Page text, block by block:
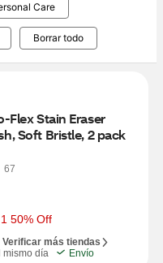
Care
Borrar todo
Flex Stain Eraser
Soft Bristle, 2 pack
67
50% Off
Verificar más tiendas
mismo día
Envío